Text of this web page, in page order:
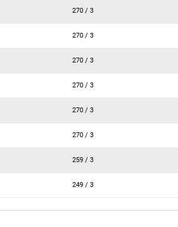
270 / 3
270 / 3
270 / 3
270 / 3
270 / 3
270 / 3
259 / 3
249 / 3